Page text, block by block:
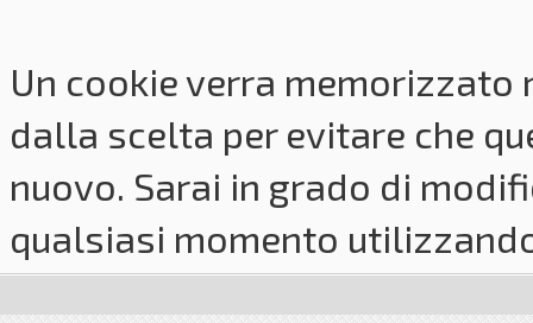
Un cookie verra
dalla scelta per evitare che
nuovo. Sarai in grado di
qualsiasi momento